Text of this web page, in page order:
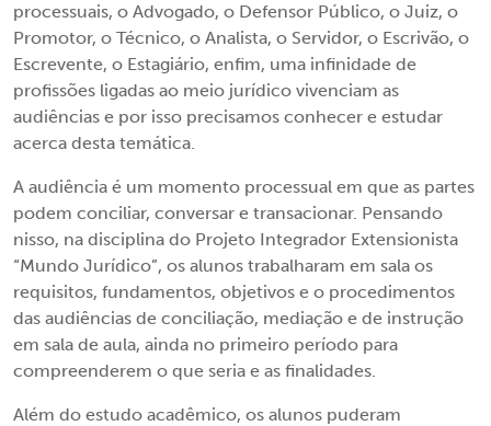
processuais, o Advogado, o Defensor Público, o Juiz, o
Promotor, o Técnico, o Analista, o Servidor, o Escrivão, o
Escrevente, o Estagiário, enfim, uma infinidade de
profissões ligadas ao meio jurídico vivenciam as
audiências e por isso precisamos conhecer e estudar
acerca desta temática.
A audiência é um momento processual em que as partes
podem conciliar, conversar e transacionar. Pensando
nisso, na disciplina do Projeto Integrador Extensionista
“Mundo Jurídico”, os alunos trabalharam em sala os
requisitos, fundamentos, objetivos e o procedimentos
das audiências de conciliação, mediação e de instrução
em sala de aula, ainda no primeiro período para
compreenderem o que seria e as finalidades.
Além do estudo acadêmico, os alunos puderam